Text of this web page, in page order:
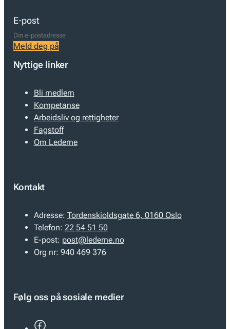
E-post
Meld deg på
Nyttige linker
Bli medlem
Kompetanse
Arbeidsliv og rettigheter
Fagstoff
Om Lederne
Kontakt
Adresse: Tordenskioldsgate 6, 0160 Oslo
Telefon: 22 54 51 50
E-post: post@lederne.no
Org nr: 940 469 376
Følg oss på sosiale medier